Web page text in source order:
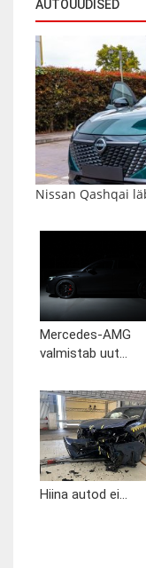
AUTOUUDISED
Nissan Qashqai
Mercedes-AMG
valmistab uut...
Hiina autod ei...